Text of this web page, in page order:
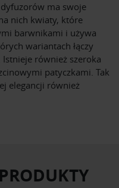
ma swoje
nich kwiaty, które
barwnikami i używa
wariantach łączy
również szeroka
patyczkami. Tak
elegancji również